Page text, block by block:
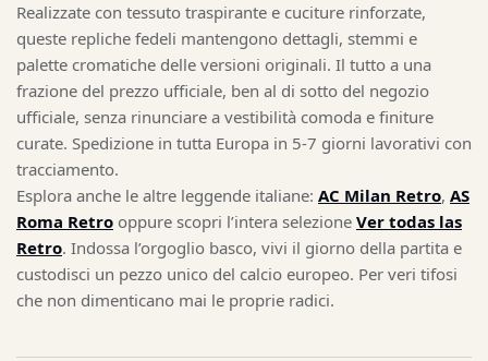
Realizzate con tessuto traspirante e cuciture rinforzate,
queste repliche fedeli mantengono dettagli, stemmi e
palette cromatiche delle versioni originali. Il tutto a una
frazione del prezzo ufficiale, ben al di sotto del negozio
ufficiale, senza rinunciare a vestibilità comoda e finiture
curate. Spedizione in tutta Europa in 5-7 giorni lavorativi con
tracciamento.
Esplora anche le altre leggende italiane: AC Milan Retro, AS
Roma Retro oppure scopri l’intera selezione Ver todas las
Retro. Indossa l’orgoglio basco, vivi il giorno della partita e
custodisci un pezzo unico del calcio europeo. Per veri tifosi
che non dimenticano mai le proprie radici.